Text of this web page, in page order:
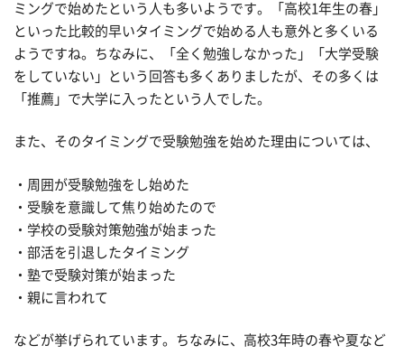
ミングで始めたという人も多いようです。「高校1年生の春」
といった比較的早いタイミングで始める人も意外と多くいる
ようですね。ちなみに、「全く勉強しなかった」「大学受験
をしていない」という回答も多くありましたが、その多くは
「推薦」で大学に入ったという人でした。
また、そのタイミングで受験勉強を始めた理由については、
・周囲が受験勉強をし始めた
・受験を意識して焦り始めたので
・学校の受験対策勉強が始まった
・部活を引退したタイミング
・塾で受験対策が始まった
・親に言われて
などが挙げられています。ちなみに、高校3年時の春や夏など